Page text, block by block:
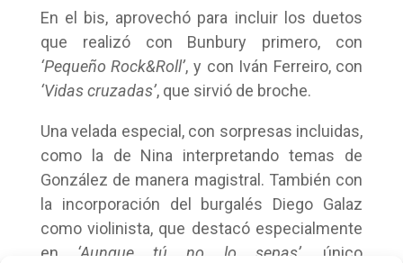
En el bis, aprovechó para incluir los duetos
que realizó con Bunbury primero, con
‘Pequeño Rock&Roll’, y con Iván Ferreiro, con
‘Vidas cruzadas’, que sirvió de broche.
Una velada especial, con sorpresas incluidas,
como la de Nina interpretando temas de
González de manera magistral. También con
la incorporación del burgalés Diego Galaz
como violinista, que destacó especialmente
en ‘Aunque tú no lo sepas’, único